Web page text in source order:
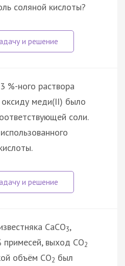
соляной кислоты?
%-ного раствора
меди(II) было
соли.
CaCO3,
выход CO2
объём CO2 был